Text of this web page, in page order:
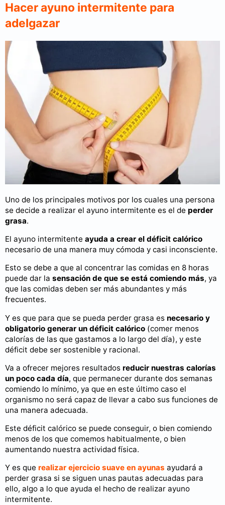
Hacer ayuno intermitente para
adelgazar
Uno de los principales motivos por los cuales una persona
se decide a realizar el ayuno intermitente es el de perder
grasa.
El ayuno intermitente ayuda a crear el déficit calórico
necesario de una manera muy cómoda y casi inconsciente.
Esto se debe a que al concentrar las comidas en 8 horas
puede dar la sensación de que se está comiendo más, ya
que las comidas deben ser más abundantes y más
frecuentes.
Y es que para que se pueda perder grasa es necesario y
obligatorio generar un déficit calórico (comer menos
calorías de las que gastamos a lo largo del día), y este
déficit debe ser sostenible y racional.
Va a ofrecer mejores resultados reducir nuestras calorías
un poco cada día, que permanecer durante dos semanas
comiendo lo mínimo, ya que en este último caso el
organismo no será capaz de llevar a cabo sus funciones de
una manera adecuada.
Este déficit calórico se puede conseguir, o bien comiendo
menos de los que comemos habitualmente, o bien
aumentando nuestra actividad física.
Y es que realizar ejercicio suave en ayunas ayudará a
perder grasa si se siguen unas pautas adecuadas para
ello, algo a lo que ayuda el hecho de realizar ayuno
intermitente.